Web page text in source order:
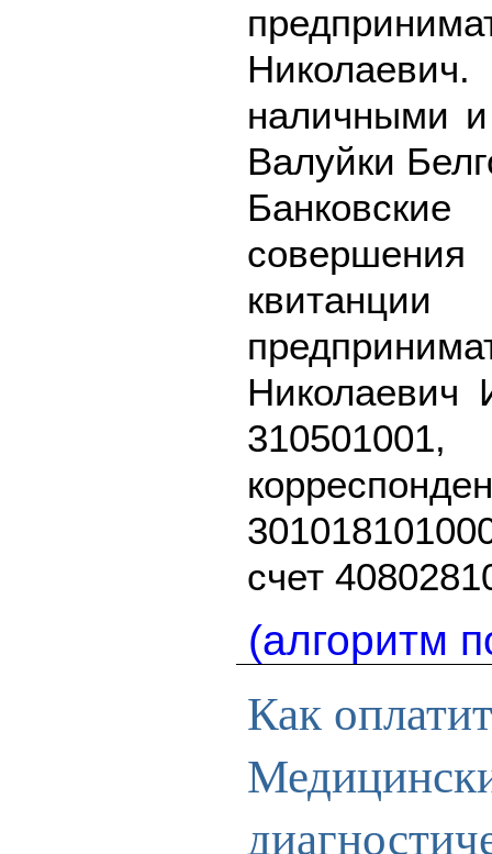
наличными
Валуйки
счет
(алгоритм
Как